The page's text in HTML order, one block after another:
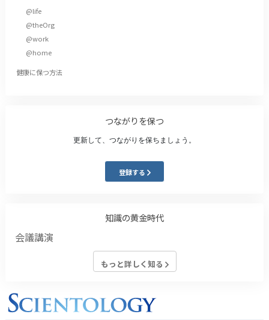
@life
@theOrg
@work
@home
健康に保つ方法
つながりを保つ
更新して、つながりを保ちましょう。
登録する
知識の黄金時代
会議講演
もっと詳しく知る